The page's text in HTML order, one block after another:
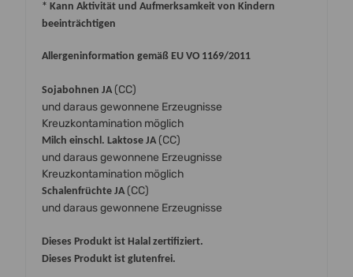
* Kann Aktivität und Aufmerksamkeit von Kindern
beeinträchtigen
Allergeninformation gemäß EU VO 1169/2011
Sojabohnen JA(CC)
und daraus gewonnene Erzeugnisse
Kreuzkontamination möglich
Milch einschl. Laktose JA(CC)
und daraus gewonnene Erzeugnisse
Kreuzkontamination möglich
Schalenfrüchte JA(CC)
und daraus gewonnene Erzeugnisse
Dieses Produkt ist Halal zertifiziert.
Dieses Produkt ist glutenfrei.